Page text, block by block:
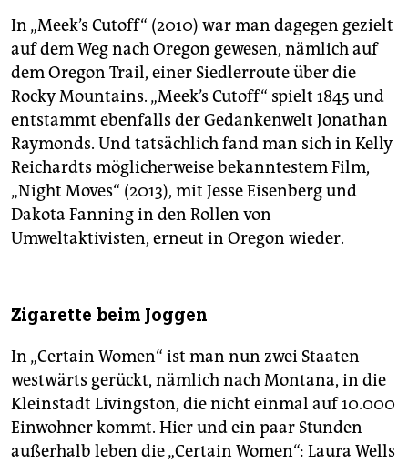
In „Meek’s Cutoff“ (2010) war man dagegen gezielt
auf dem Weg nach Oregon gewesen, nämlich auf
dem Oregon Trail, einer Siedlerroute über die
Rocky Mountains. „Meek’s Cut­off“ spielt 1845 und
entstammt ebenfalls der Gedankenwelt Jonathan
Raymonds. Und tatsächlich fand man sich in Kelly
Reichardts möglicherweise bekanntestem Film,
„Night Moves“ (2013), mit Jesse Eisenberg und
Dakota Fanning in den Rollen von
Umweltaktivisten, erneut in Oregon wieder.
Zigarette beim Joggen
In „Certain Women“ ist man nun zwei Staaten
westwärts gerückt, nämlich nach Montana, in die
Kleinstadt Livingston, die nicht einmal auf 10.000
Einwohner kommt. Hier und ein paar Stunden
außerhalb leben die „Certain Women“: Laura Wells